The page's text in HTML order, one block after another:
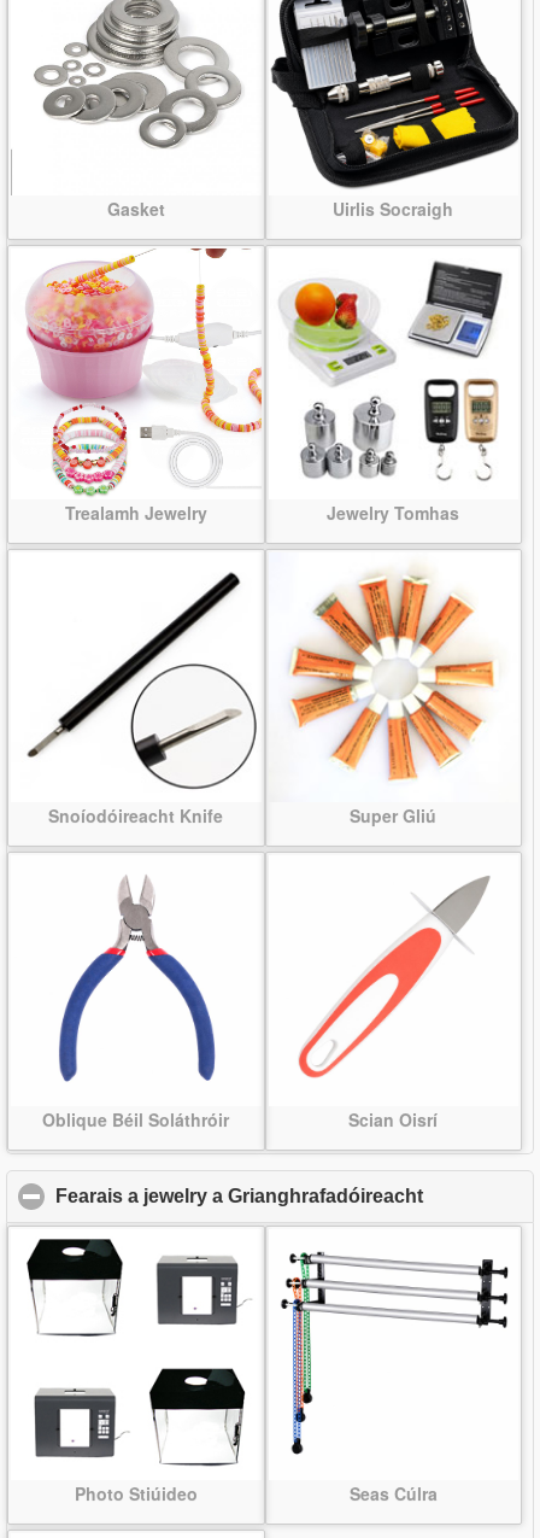
Gasket Uirlis Socraigh
Trealamh Jewelry Jewelry Tomhas
Snoíodóireacht Knife Super Gliú
Oblique Béil Soláthróir Scian Oisrí
Fearais a jewelry a Grianghrafadóireacht
Photo Stiúideo Seas Cúlra